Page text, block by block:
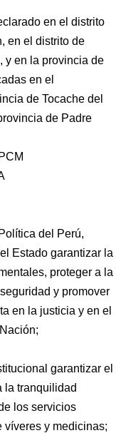
en el distrito
en el distrito de
y en la provincia de
en el
de Tocache del
de Padre
del Perú,
Estado garantizar la
proteger a la
y promover
en la justicia y en el
garantizar el
la tranquilidad
los servicios
víveres y medicinas;